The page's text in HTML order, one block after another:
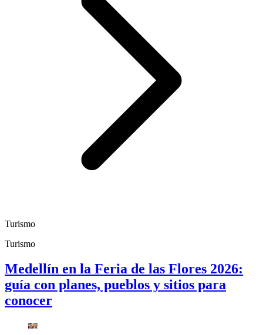
Turismo
Turismo
Medellín en la Feria de las Flores 2026:
guía con planes, pueblos y sitios para
conocer